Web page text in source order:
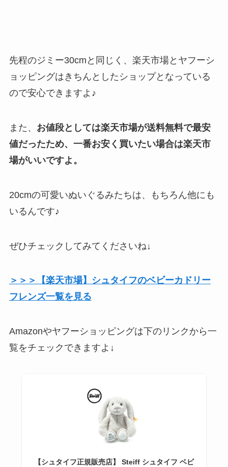
先程のジミー30cmと同じく、 楽天市場とヤフーシ
ョッピングはきちんとしたショップとなっている
ので安心できますよ♪
また、 お値段としては楽天市場が送料無料で最安
値だったため、一番お安く買いたい場合は楽天市
場がいいですよ。
20cmの可愛いぬいぐるみたちは、もちろん他にも
いるんです♪
ぜひチェックしてみてくださいね↓
＞＞＞【楽天市場】シュタイフのベビーカドリー
フレンズ一覧を見る
Amazonやヤフーショッピングは下のリンクから一
覧をチェックできますよ↓
【シュタイフ正規販売店】 Steiff シュタイフ ベビ